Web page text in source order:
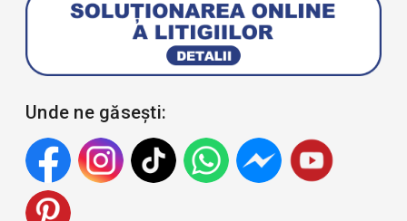
Unde ne găsești: